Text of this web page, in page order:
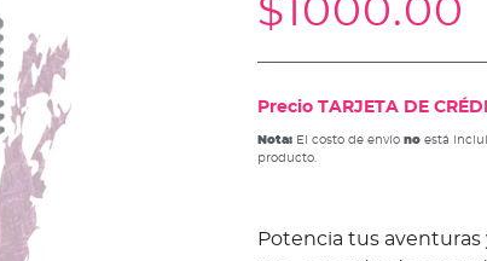
$1000.00
Precio TARJETA DE
Nota:El costo de envío noestá
producto.
Potencia tus aventuras